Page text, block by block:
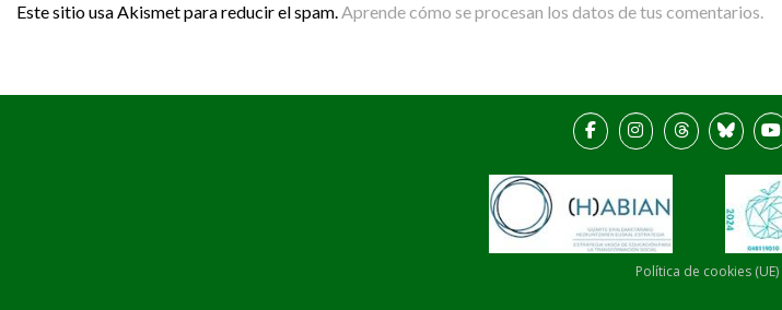
Este sitio usa Akismet para reducir el spam.Aprende cómo se procesan los datos de tus comentarios.
Política de cookies (UE)